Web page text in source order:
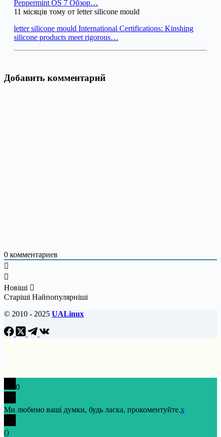
Peppermint OS 7 Обзор…
11 місяців тому от letter silicone mould
letter silicone mould International Certifications: Kinshing
silicone products meet rigorous…
Добавить комментарий
0 комментариев
Новіші
Старіші Найпопулярніші
© 2010 - 2025 UALinux
0
Ми любимо ваші думки, будь ласка, прокоментуйте.x
()